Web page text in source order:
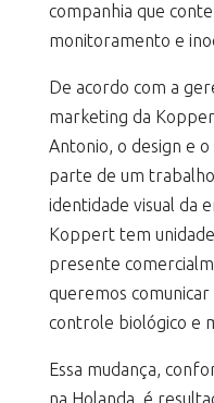
companhia que
monitoramento e
De acordo com a
marketing da
Antonio, o design e
parte de um
identidade visual da
Koppert tem
presente
queremos
controle biológico e
Essa mudança,
na Holanda, é